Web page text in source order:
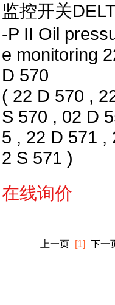
监控开关
-P II Oil
e monitoring
D 570
( 22 D 570 ,
S 570 , 02 D
5 , 22 D 571 ,
2 S 571 )
在线询价
上一页 [1] 下一